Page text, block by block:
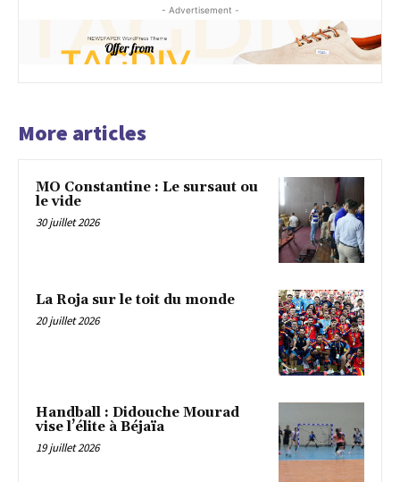
- Advertisement -
More articles
MO Constantine : Le sursaut ou
le vide
30 juillet 2026
La Roja sur le toit du monde
20 juillet 2026
Handball : Didouche Mourad
vise l’élite à Béjaïa
19 juillet 2026